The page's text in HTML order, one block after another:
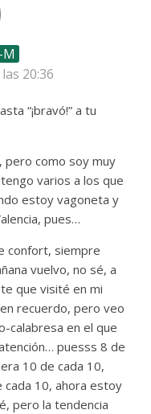
20:36
“¡bravó!” a tu
pero como soy muy
varios a los que
estoy vagoneta y
pues…
confort, siempre
vuelvo, no sé, a
que visité en mi
recuerdo, pero veo
calabresa en el que
puesss 8 de
10 de cada 10,
cada 10, ahora estoy
pero la tendencia